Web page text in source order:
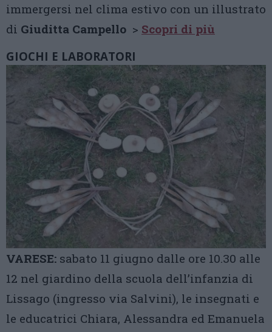
immergersi nel clima estivo con un illustrato
di Giuditta Campello > Scopri di più
GIOCHI E LABORATORI
VARESE: sabato 11 giugno dalle ore 10.30 alle
12 nel giardino della scuola dell’infanzia di
Lissago (ingresso via Salvini), le insegnati e
le educatrici Chiara, Alessandra ed Emanuela